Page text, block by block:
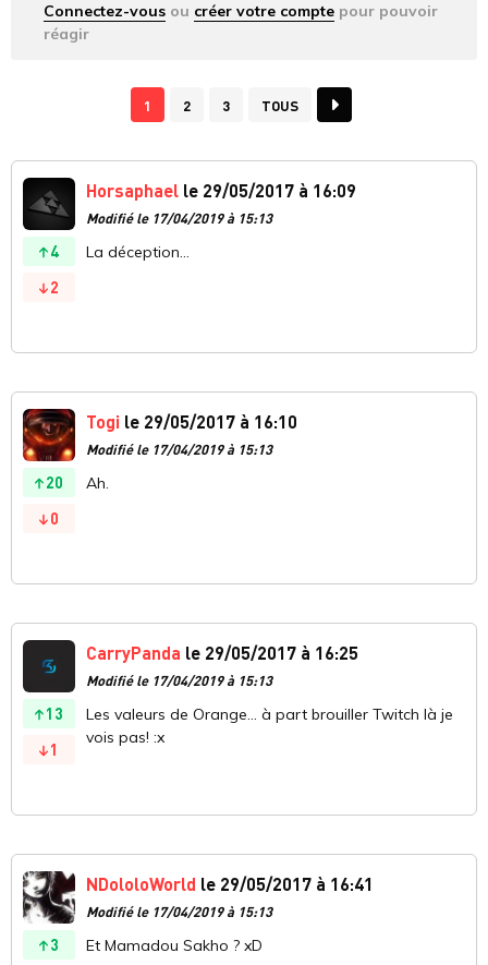
Connectez-vous ou créer votre compte pour pouvoir
réagir
1 2 3 TOUS
4
2
Horsaphael le 29/05/2017 à 16:09
Modifié le 17/04/2019 à 15:13
La déception...
20
0
Togi le 29/05/2017 à 16:10
Modifié le 17/04/2019 à 15:13
Ah.
13
1
CarryPanda le 29/05/2017 à 16:25
Modifié le 17/04/2019 à 15:13
Les valeurs de Orange... à part brouiller Twitch là je
vois pas! :x
3
NDololoWorld le 29/05/2017 à 16:41
Modifié le 17/04/2019 à 15:13
Et Mamadou Sakho ? xD